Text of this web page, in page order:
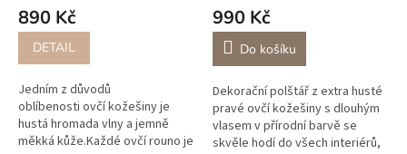
890 Kč
DETAIL
Jedním z důvodů
oblíbenosti ovčí kožešiny je
hustá hromada vlny a jemně
měkká kůže.Každé ovčí rouno je
990 Kč
Do košíku
Dekorační polštář z extra husté
pravé ovčí kožešiny s dlouhým
vlasem v přírodní barvě se
skvěle hodí do všech interiérů,